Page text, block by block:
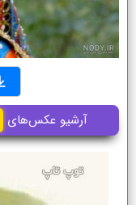
آرشیو عکس‌های